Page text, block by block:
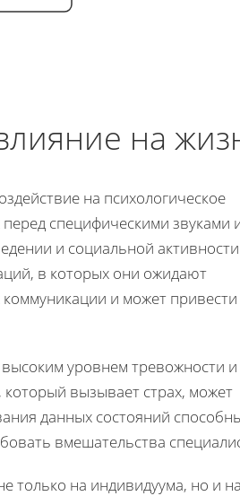
на
на психологическое
специфическими звуками
и социальной
в которых они ожидают
и может привести
уровнем тревожности и
вызывает страх, может
данных состояний
вмешательства
только на индивидуума, но и